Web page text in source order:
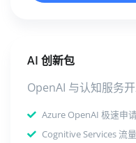
AI 创新包
OpenAI 与认知服务开
Azure OpenAI 极速申
Cognitive Services 流